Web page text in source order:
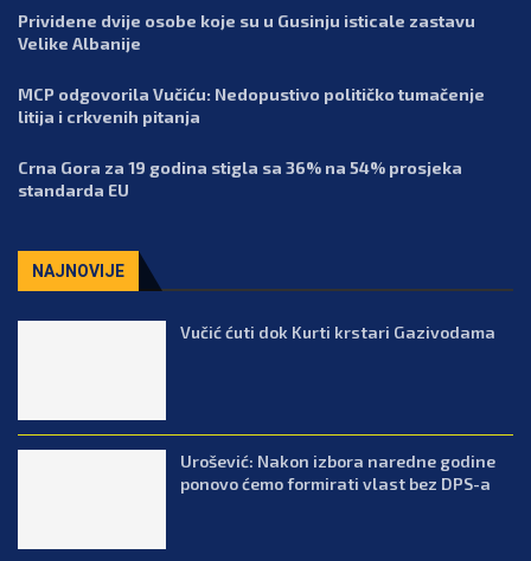
Prividene dvije osobe koje su u Gusinju isticale zastavu
Velike Albanije
MCP odgovorila Vučiću: Nedopustivo političko tumačenje
litija i crkvenih pitanja
Crna Gora za 19 godina stigla sa 36% na 54% prosjeka
standarda EU
NAJNOVIJE
Vučić ćuti dok Kurti krstari Gazivodama
Urošević: Nakon izbora naredne godine
ponovo ćemo formirati vlast bez DPS-a